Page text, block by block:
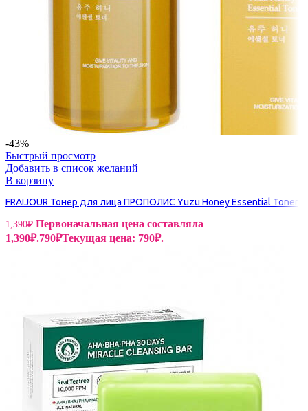
-43%
Быстрый просмотр
Добавить в список желаний
В корзину
FRAIJOUR Тонер для лица ПРОПОЛИС Yuzu Honey Essential Toner
1,390₽ Первоначальная цена составляла
1,390₽.790₽Текущая цена: 790₽.